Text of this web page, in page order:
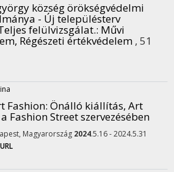
község örökségvédelmi
- Új településterv
felülvizsgálat.: Művi
Régészeti értékvédelem , 51
Fashion: Önálló kiállítás, Art
Fashion Street szervezésében
Magyarország 2024.5.16 - 2024.5.31